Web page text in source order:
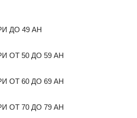
ДО 49 AH
ОТ 50 ДО 59 AH
ОТ 60 ДО 69 AH
ОТ 70 ДО 79 AH